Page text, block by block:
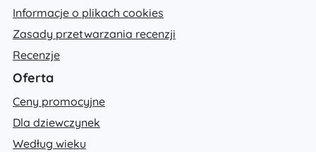
Informacje o plikach cookies
Zasady przetwarzania recenzji
Recenzje
Oferta
Ceny promocyjne
Dla dziewczynek
Według wieku